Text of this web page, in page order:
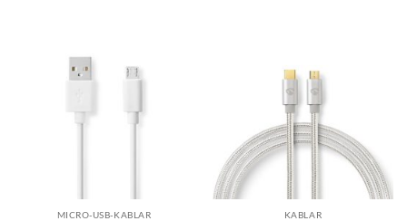
MICRO-USB-KABLAR KABLAR